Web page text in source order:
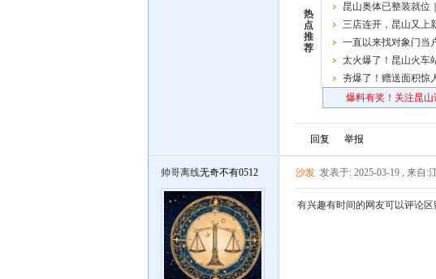
热
点
推
荐
出免费开放服务
昆山奥体已整装就位
典即将开唱
三店连开，昆山又上
一直以来找对象门当
一重要！
太火爆了！昆山火车
围了夯爆了！赠送面积惊
炸场爆料有奖！关注昆山
回复 举报
帅哥离线无奇不有0512 沙发 发表于: 2025-03-19 , 来自:
有兴趣有时间的网友可以评论区